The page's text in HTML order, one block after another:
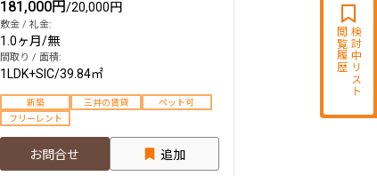
検討中リスト
閲覧履歴
181,000円/20,000円
敷金 / 礼金:
1.0ヶ月/無
間取り / 面積:
1LDK+SIC/39.84㎡
新築 三井の賃貸
ペット可
フリーレント
お問合せ 追加